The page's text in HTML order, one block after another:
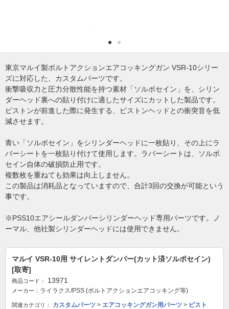
東京マルイ製ボルトアクションエアコッキングガン VSR-10シリー
ズに対応した、カスタムパーツです。
衝撃吸収力と圧力分散性能を持つ素材「ソルボセイン」を、シリン
ダーヘッド裏への貼り付けに適したサイズにカットした製品です。
ピストンが前進した際に発生する、ピストンヘッドとの衝突音を低
減させます。
青い「ソルボセイン」をシリンダーヘッドに一枚貼り、その上にラ
バーシートを一枚貼り付けて使用します。ラバーシートは、ソルボ
セイン自体の破損防止用です。
複数枚を重ねても効果は向上しません。
この製品は消耗品となっていますので、合計3回の交換が可能という
事です。
※PSS10エアシールダンパーシリンダーヘッド専用パーツです。ノ
ーマル、他社製シリンダーヘッドには使用できません。
マルイ VSR-10用 サイレントダンパー(カット済ソルボセイン)
[取寄]
商品コード： 13971
メーカー： ライラクス/PSS (ボルトアクションエアコッキング等)
関連カテゴリ： カスタムパーツ > エアコッキングガン用パーツ > ピスト